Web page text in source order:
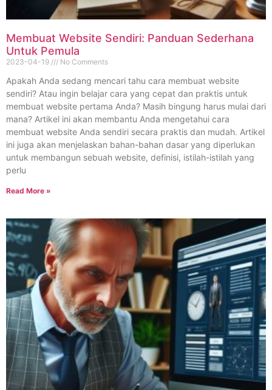
Membuat Website Sendiri: Panduan Sederhana
Untuk Pemula
2023-04-19 No Comments
Apakah Anda sedang mencari tahu cara membuat website
sendiri? Atau ingin belajar cara yang cepat dan praktis untuk
membuat website pertama Anda? Masih bingung harus mulai dari
mana? Artikel ini akan membantu Anda mengetahui cara
membuat website Anda sendiri secara praktis dan mudah. Artikel
ini juga akan menjelaskan bahan-bahan dasar yang diperlukan
untuk membangun sebuah website, definisi, istilah-istilah yang
perlu
Read More »